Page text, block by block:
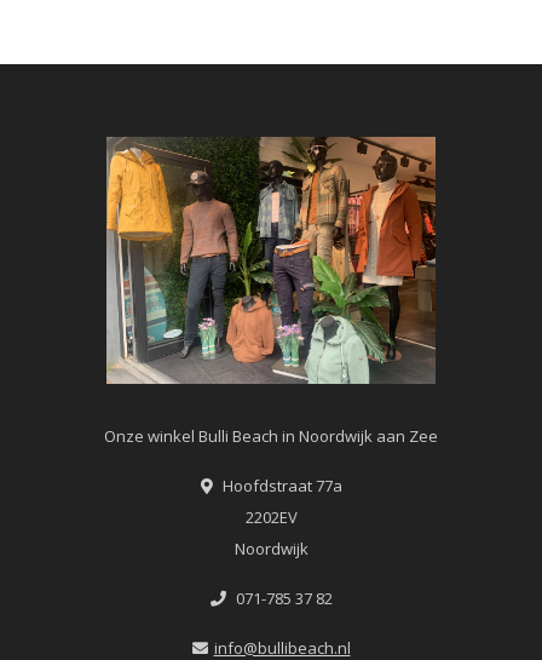
Onze winkel Bulli Beach in Noordwijk aan Zee
Hoofdstraat 77a
2202EV
Noordwijk
071-785 37 82
info@bullibeach.nl